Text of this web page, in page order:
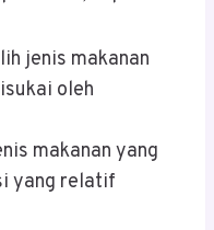
jenis makanan
oleh
makanan yang
yang relatif